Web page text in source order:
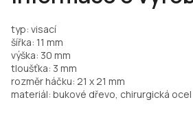
typ: visací
šířka: 11 mm
výška: 30 mm
tloušťka: 3 mm
rozměr háčku: 21 x 21 mm
materiál: bukové dřevo, chirurgická ocel